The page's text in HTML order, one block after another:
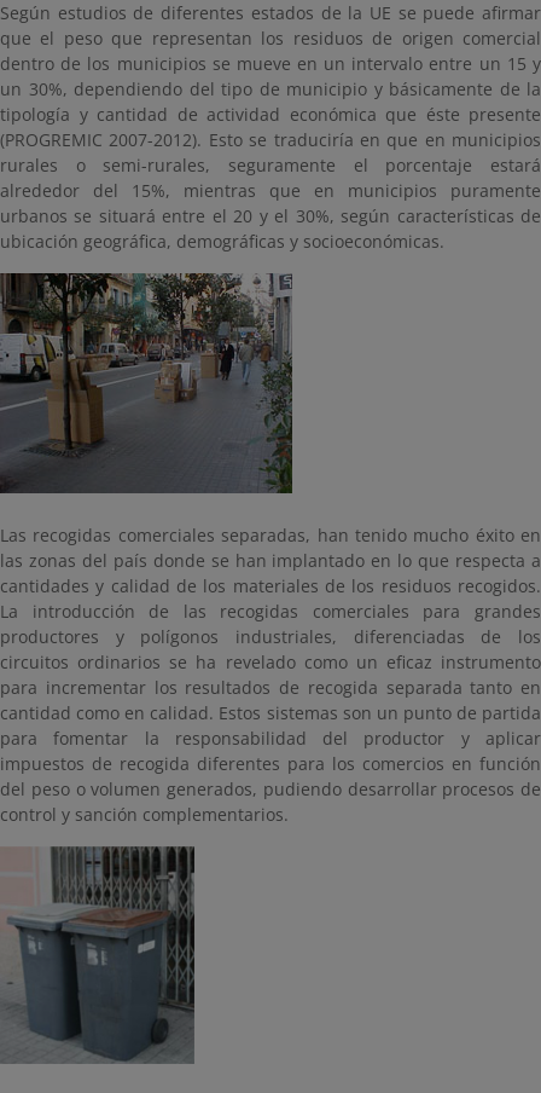
Según estudios de diferentes estados de la UE se puede afirmar
que el peso que representan los residuos de origen comercial
dentro de los municipios se mueve en un intervalo entre un 15 y
un 30%, dependiendo del tipo de municipio y básicamente de la
tipología y cantidad de actividad económica que éste presente
(PROGREMIC 2007-2012). Esto se traduciría en que en municipios
rurales o semi-rurales, seguramente el porcentaje estará
alrededor del 15%, mientras que en municipios puramente
urbanos se situará entre el 20 y el 30%, según características de
ubicación geográfica, demográficas y socioeconómicas.
Las recogidas comerciales separadas, han tenido mucho éxito en
las zonas del país donde se han implantado en lo que respecta a
cantidades y calidad de los materiales de los residuos recogidos.
La introducción de las recogidas comerciales para grandes
productores y polígonos industriales, diferenciadas de los
circuitos ordinarios se ha revelado como un eficaz instrumento
para incrementar los resultados de recogida separada tanto en
cantidad como en calidad. Estos sistemas son un punto de partida
para fomentar la responsabilidad del productor y aplicar
impuestos de recogida diferentes para los comercios en función
del peso o volumen generados, pudiendo desarrollar procesos de
control y sanción complementarios.